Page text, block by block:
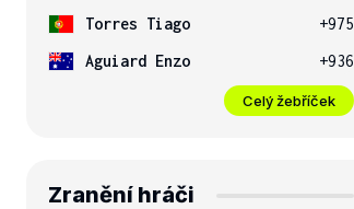
Torres Tiago
+975
Aguiard Enzo
+936
Celý žebříček
Zranění hráči